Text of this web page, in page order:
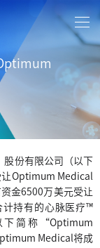
中文 EN
纳士
们
股份有限公司（以下
Optimum Medical
金6500万美元受让
持有的心脉医疗™
下简称“Optimum
Medical将成